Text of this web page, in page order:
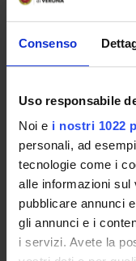
Consenso
Uso responsabile
Noi e i nostri 1022
personali, ad
tecnologie come i
alle informazioni sul
pubblicare annunci
gli annunci e i
i servizi. Avete la
Inoltre lo studente
- analisi e
- progettazione ed
Programma
Il corso è diviso in
Il primo modulo
della biologia. Lo
definizione e i limiti
filosofico dei
nozioni fondamentali